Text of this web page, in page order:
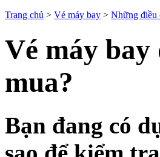
Trang chủ > Vé máy bay > Những điều
Vé máy
mua?
Bạn đang có